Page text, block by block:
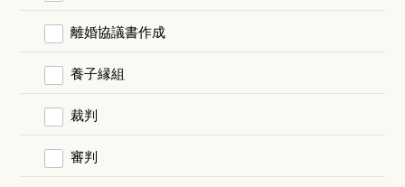
離婚協議書作成
養子縁組
裁判
審判